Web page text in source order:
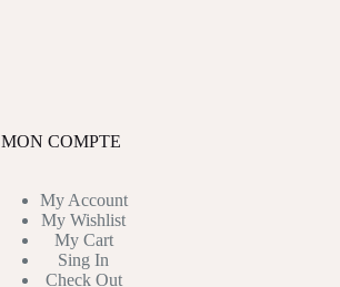
MON COMPTE
My Account
My Wishlist
My Cart
Sing In
Check Out